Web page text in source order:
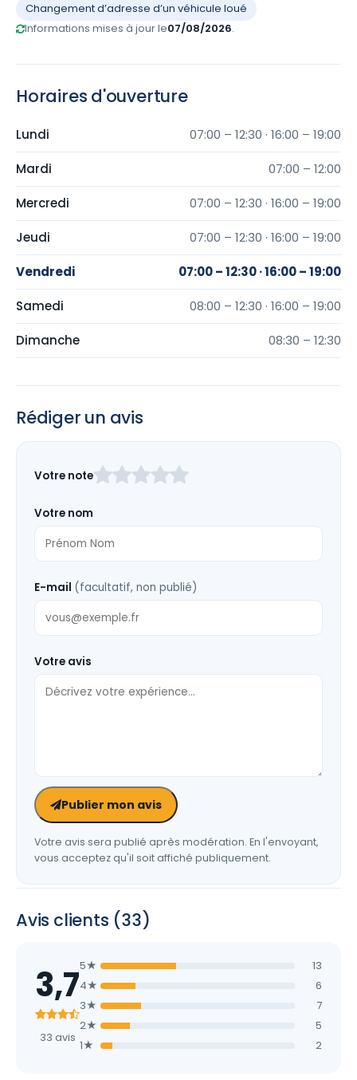
Changement d’adresse d’un véhicule loué
Informations mises à jour le07/08/2026.
Horaires d'ouverture
Lundi 07:00 – 12:30 · 16:00 – 19:00
Mardi 07:00 – 12:00
Mercredi 07:00 – 12:30 · 16:00 – 19:00
Jeudi 07:00 – 12:30 · 16:00 – 19:00
Vendredi 07:00 – 12:30 · 16:00 – 19:00
Samedi 08:00 – 12:30 · 16:00 – 19:00
Dimanche 08:30 – 12:30
Rédiger un avis
ce
vide
Votre note
Votre nom
E-mail (facultatif, non publié)
Votre avis
Publier mon avis
Votre avis sera publié après modération. En l'envoyant,
vous acceptez qu'il soit affiché publiquement.
Avis clients (33)
3,7
33 avis
5★
13
4★
6
3★
7
2★
5
1★
2